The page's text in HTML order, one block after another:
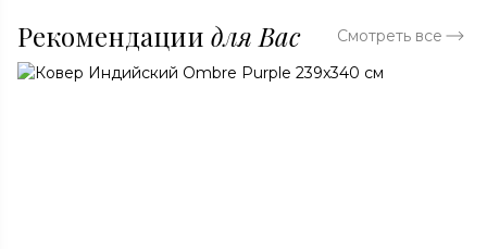
Рекомендации для Вас Смотреть все